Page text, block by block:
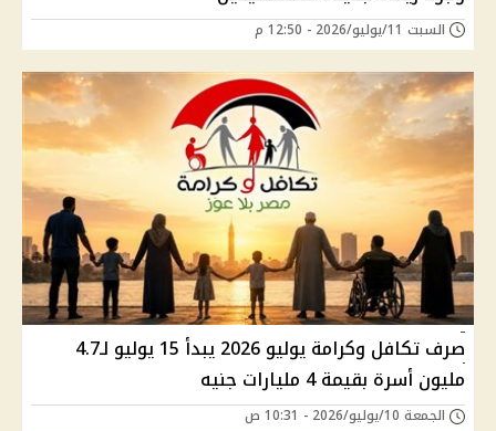
السبت 11/يوليو/2026 - 12:50 م
صرف تكافل وكرامة يوليو 2026 يبدأ 15 يوليو لـ4.7
مليون أسرة بقيمة 4 مليارات جنيه
الجمعة 10/يوليو/2026 - 10:31 ص